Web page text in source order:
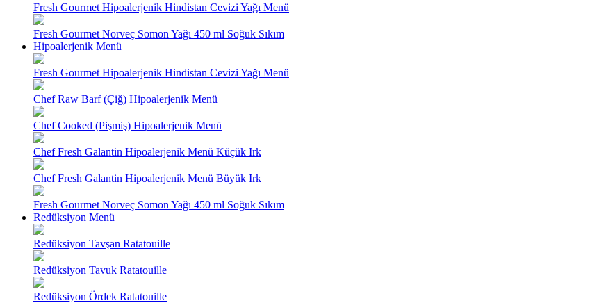
Fresh Gourmet Hipoalerjenik Hindistan Cevizi Yağı Menü
Fresh Gourmet Norveç Somon Yağı 450 ml Soğuk Sıkım
Hipoalerjenik Menü
Fresh Gourmet Hipoalerjenik Hindistan Cevizi Yağı Menü
Chef Raw Barf (Çiğ) Hipoalerjenik Menü
Chef Cooked (Pişmiş) Hipoalerjenik Menü
Chef Fresh Galantin Hipoalerjenik Menü Küçük Irk
Chef Fresh Galantin Hipoalerjenik Menü Büyük Irk
Fresh Gourmet Norveç Somon Yağı 450 ml Soğuk Sıkım
Redüksiyon Menü
Redüksiyon Tavşan Ratatouille
Redüksiyon Tavuk Ratatouille
Redüksiyon Ördek Ratatouille